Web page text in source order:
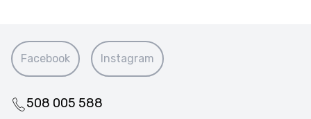
Facebook Instagram
508 005 588